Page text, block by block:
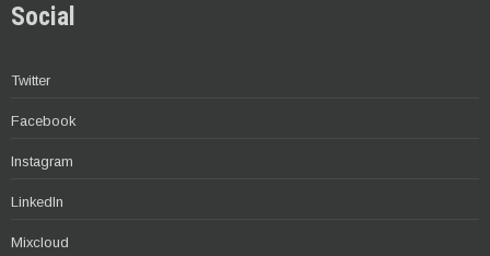
Social
Twitter
Facebook
Instagram
LinkedIn
Mixcloud